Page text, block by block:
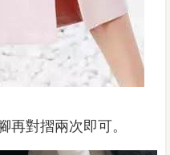
再對摺兩次即可。